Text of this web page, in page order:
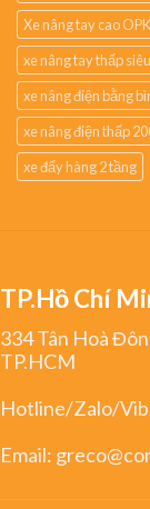
Xe nâng tay cao OPK
xe nâng tay thấp
xe nâng điện bằng
xe nâng điện thấp
xe đẩy hàng 2 tầng
TP.Hồ Chí
334 Tân Hoà
TP.HCM
Hotline/Zalo/
Email: